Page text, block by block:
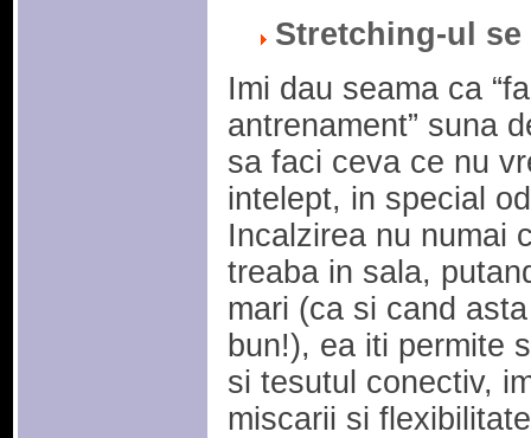
Stretching-ul se
Imi dau seama ca
antrenament” suna
sa faci ceva ce nu
intelept, in special
Incalzirea nu numai
treaba in sala,
mari (ca si cand
bun!), ea iti permite
si tesutul conectiv,
miscarii si